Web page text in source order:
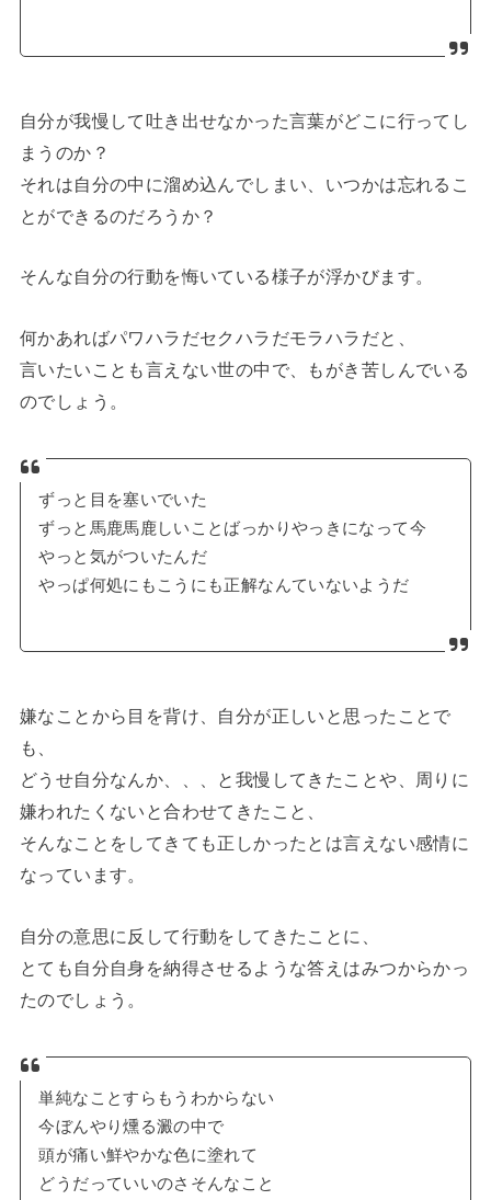
自分が我慢して吐き出せなかった言葉がどこに行ってし
まうのか？
それは自分の中に溜め込んでしまい、いつかは忘れるこ
とができるのだろうか？
そんな自分の行動を悔いている様子が浮かびます。
何かあればパワハラだセクハラだモラハラだと、
言いたいことも言えない世の中で、もがき苦しんでいる
のでしょう。
ずっと目を塞いでいた
ずっと馬鹿馬鹿しいことばっかりやっきになって今
やっと気がついたんだ
やっぱ何処にもこうにも正解なんていないようだ
嫌なことから目を背け、自分が正しいと思ったことで
も、
どうせ自分なんか、、、と我慢してきたことや、周りに
嫌われたくないと合わせてきたこと、
そんなことをしてきても正しかったとは言えない感情に
なっています。
自分の意思に反して行動をしてきたことに、
とても自分自身を納得させるような答えはみつからかっ
たのでしょう。
単純なことすらもうわからない
今ぼんやり燻る澱の中で
頭が痛い鮮やかな色に塗れて
どうだっていいのさそんなこと